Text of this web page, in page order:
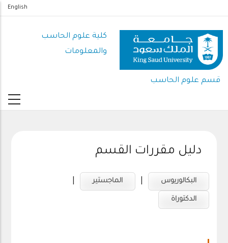
المحتوى
الرئيسي
English
كلية علوم الحاسب
والمعلومات
قسم علوم الحاسب
دليل مقررات القسم
البكالوريوس الماجستير
الدكتوراة